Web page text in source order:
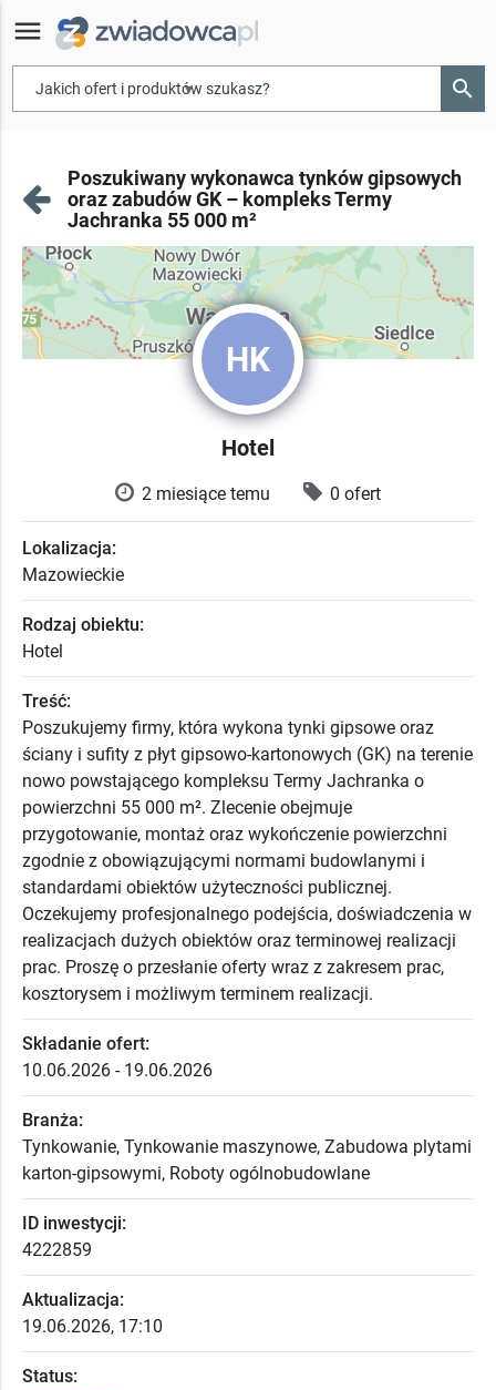
menu
▾ search
Poszukiwany wykonawca tynków gipsowych
oraz zabudów GK – kompleks Termy
Jachranka 55 000 m²
HK
Hotel
2 miesiące temu 0 ofert
Lokalizacja:
Mazowieckie
Rodzaj obiektu:
Hotel
Treść:
Poszukujemy firmy, która wykona tynki gipsowe oraz
ściany i sufity z płyt gipsowo‑kartonowych (GK) na terenie
nowo powstającego kompleksu Termy Jachranka o
powierzchni 55 000 m². Zlecenie obejmuje
przygotowanie, montaż oraz wykończenie powierzchni
zgodnie z obowiązującymi normami budowlanymi i
standardami obiektów użyteczności publicznej.
Oczekujemy profesjonalnego podejścia, doświadczenia w
realizacjach dużych obiektów oraz terminowej realizacji
prac. Proszę o przesłanie oferty wraz z zakresem prac,
kosztorysem i możliwym terminem realizacji.
Składanie ofert:
10.06.2026 - 19.06.2026
Branża:
Tynkowanie, Tynkowanie maszynowe, Zabudowa plytami
karton-gipsowymi, Roboty ogólnobudowlane
ID inwestycji:
4222859
Aktualizacja:
19.06.2026, 17:10
Status: